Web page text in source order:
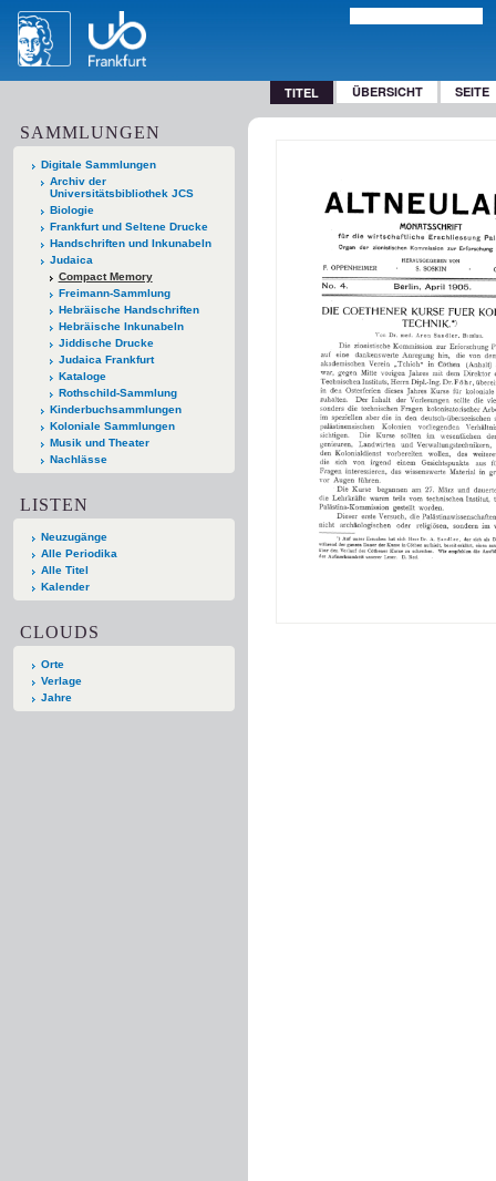
TITEL ÜBERSICHT SEITE
SAMMLUNGEN
Digitale Sammlungen
Archiv der
Universitätsbibliothek JCS
Biologie
Frankfurt und Seltene Drucke
Handschriften und Inkunabeln
Judaica
Compact Memory
Freimann-Sammlung
Hebräische Handschriften
Hebräische Inkunabeln
Jiddische Drucke
Judaica Frankfurt
Kataloge
Rothschild-Sammlung
Kinderbuchsammlungen
Koloniale Sammlungen
Musik und Theater
Nachlässe
LISTEN
Neuzugänge
Alle Periodika
Alle Titel
Kalender
CLOUDS
Orte
Verlage
Jahre